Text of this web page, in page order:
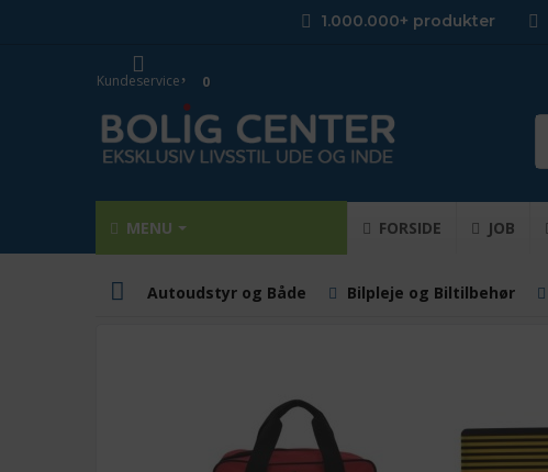
1.000.000+ produkter
Kundeservice 0
MENU FORSIDE JOB
Autoudstyr og Både Bilpleje og Biltilbehør